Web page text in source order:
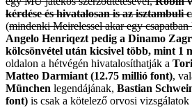
kérdése és hivatalosan is az isztambuli
(mindenki Meirelessel akar egy
Angelo Henriqezt pedig a Dinamo
kölcsönvétel után kicsivel több, mint 1
oldalon a hétvégén hivatalosíthatják a
Matteo Darmiant (12.75 millió font),
München legendájának, Bastian
font) is csak a kötelező orvosi vizsgálatok